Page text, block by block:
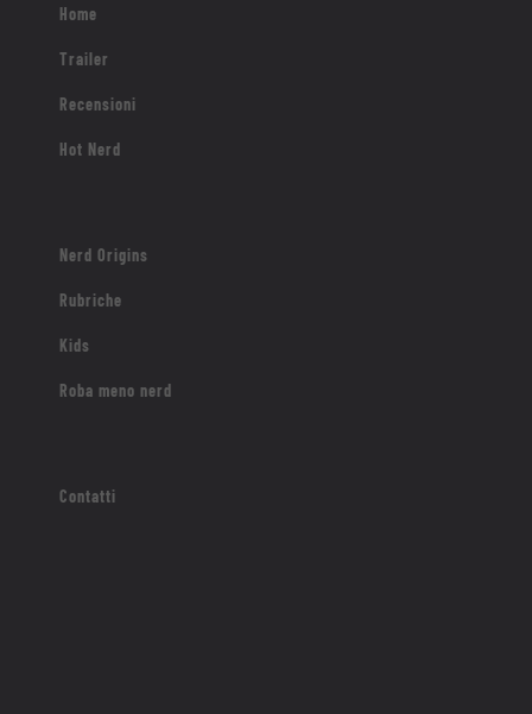
Home
Trailer
Recensioni
Hot Nerd
Nerd Origins
Rubriche
Kids
Roba meno nerd
Contatti